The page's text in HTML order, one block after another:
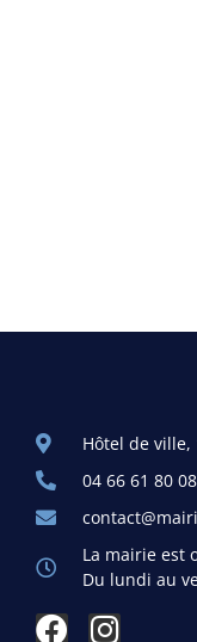
Hôtel de ville,
04 66 61 80 08
La mairie est
Du lundi au